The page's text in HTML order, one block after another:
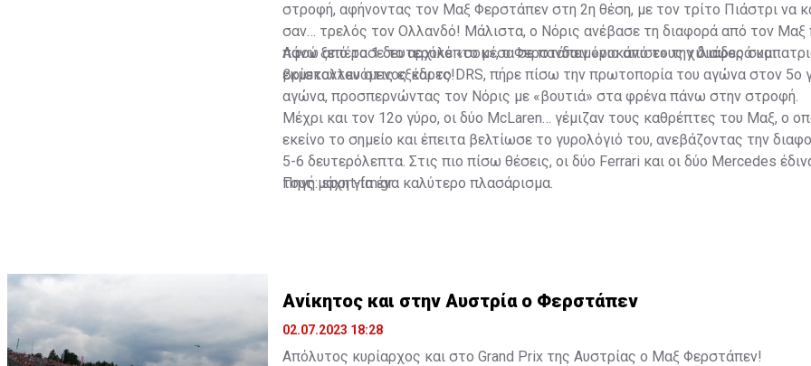
στροφή, αφήνοντας τον Μαξ Φερστάπεν στη 2η θέση, με τον τρίτο Πιάστρι να
σαν… τρελός τον Ολλανδό! Μάλιστα, ο Νόρις ανέβασε τη διαφορά από τον Μαξ
πάνω από το 1 δευτερόλεπτο μέσα σε πανδαιμόνιο από τους χιλιάδες
βρίσκονταν στις εξέδρες!
Αφού ξεπέρασε το αρχικό «σοκ», ο Φερστάπεν «ροκάνισε» την διαφορά και
εκμεταλλευόμενος και το DRS, πήρε πίσω την πρωτοπορία του αγώνα στον 5ο
αγώνα, προσπερνώντας τον Νόρις με «βουτιά» στα φρένα πάνω στην στροφή.
Μέχρι και τον 12ο γύρο, οι δύο McLaren… γέμιζαν τους καθρέπτες του Μαξ, ο
εκείνο το σημείο και έπειτα βελτίωσε το γυρολόγιό του, ανεβάζοντας την
5-6 δευτερόλεπτα. Στις πιο πίσω θέσεις, οι δύο Ferrari και οι δύο Mercedes
τους μάχη για ένα καλύτερο πλασάρισμα.
Πηγή: sport-fm.gr
Ανίκητος και στην Αυστρία ο Φερστάπεν
02.07.2023 18:28
Απόλυτος κυρίαρχος και στο Grand Prix της Αυστρίας ο Μαξ Φερστάπεν!